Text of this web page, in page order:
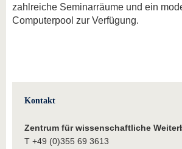
zahlreiche Seminarräume und ein
Computerpool zur Verfügung.
Kontakt
Zentrum für wissenschaftliche
T +49 (0)355 69 3613